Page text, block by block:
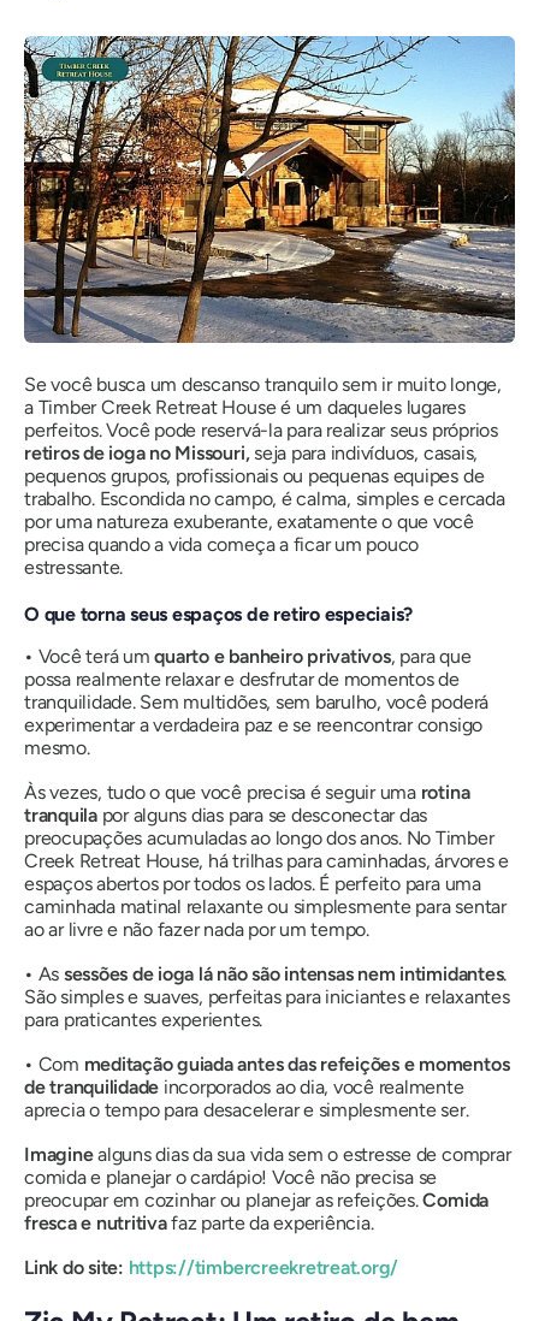
Se você busca um descanso tranquilo sem ir muito longe,
a Timber Creek Retreat House é um daqueles lugares
perfeitos. Você pode reservá-la para realizar seus próprios
retiros de ioga no Missouri,seja para indivíduos, casais,
pequenos grupos, profissionais ou pequenas equipes de
trabalho. Escondida no campo, é calma, simples e cercada
por uma natureza exuberante, exatamente o que você
precisa quando a vida começa a ficar um pouco
estressante.
O que torna seus espaços de retiro especiais?
• Você terá umquarto e banheiro privativos, para que
possa realmente relaxar e desfrutar de momentos de
tranquilidade. Sem multidões, sem barulho, você poderá
experimentar a verdadeira paz e se reencontrar consigo
mesmo.
Às vezes, tudo o que você precisa é seguir uma rotina
tranquilapor alguns dias para se desconectar das
preocupações acumuladas ao longo dos anos. No Timber
Creek Retreat House, há trilhas para caminhadas, árvores e
espaços abertos por todos os lados. É perfeito para uma
caminhada matinal relaxante ou simplesmente para sentar
ao ar livre e não fazer nada por um tempo.
• As sessões de ioga lá não são intensas nem intimidantes.
São simples e suaves, perfeitas para iniciantes e relaxantes
para praticantes experientes.
• Com meditação guiada antes das refeições e momentos
de tranquilidade incorporados ao dia, você realmente
aprecia o tempo para desacelerar e simplesmente ser.
Imaginealguns dias da sua vida sem o estresse de comprar
comida e planejar o cardápio! Você não precisa se
preocupar em cozinhar ou planejar as refeições.Comida
fresca e nutritivafaz parte da experiência.
Link do site: https://timbercreekretreat.org/